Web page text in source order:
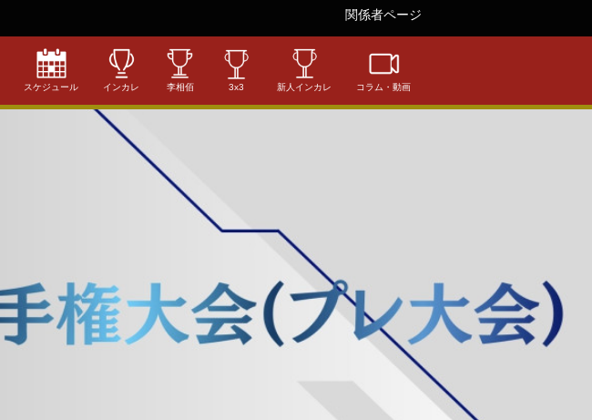
関係者ページ
スケジュール インカレ 李相佰 3x3 新人インカレ コラム・動画